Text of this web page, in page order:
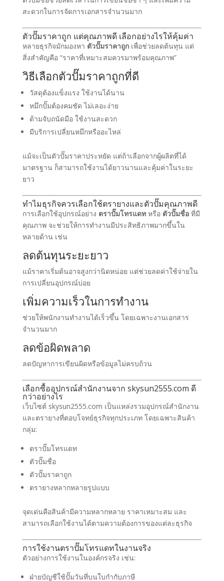
สะดวกในการจัดการเอกสารจำนวนมาก
ตัวปั๊มราคาถูก แต่คุณภาพดี เลือกอย่างไรให้คุ้มค่า
หลายธุรกิจมักมองหา ตัวปั๊มราคาถูกเพื่อช่วยลดต้นทุน แต่
สิ่งสำคัญคือ “ราคาที่เหมาะสมควรมาพร้อมคุณภาพ”
วิธีเลือกตัวปั๊มราคาถูกที่ดี
วัสดุต้องแข็งแรง ใช้งานได้นาน
หมึกปั๊มต้องคมชัด ไม่เลอะง่าย
ด้ามจับถนัดมือ ใช้งานสะดวก
มีบริการเปลี่ยนหมึกหรืออะไหล่
แม้จะเป็นตัวปั๊มราคาประหยัด แต่ถ้าเลือกจากผู้ผลิตที่ได้
มาตรฐาน ก็สามารถใช้งานได้ยาวนานและคุ้มค่าในระยะ
ยาว
ทำไมธุรกิจควรเลือกใช้ตรายางและตัวปั๊มคุณภาพดี
การเลือกใช้อุปกรณ์อย่าง ตราปั๊มโทรแดทหรือ ตัวปั๊มชื่อที่มี
คุณภาพ จะช่วยให้การทำงานมีประสิทธิภาพมากขึ้นใน
หลายด้าน เช่น
ลดต้นทุนระยะยาว
แม้ราคาเริ่มต้นอาจสูงกว่านิดหน่อย แต่ช่วยลดค่าใช้จ่ายใน
การเปลี่ยนอุปกรณ์บ่อย
เพิ่มความเร็วในการทำงาน
ช่วยให้พนักงานทำงานได้เร็วขึ้น โดยเฉพาะงานเอกสาร
จำนวนมาก
ลดข้อผิดพลาด
ลดปัญหาการเขียนผิดหรือข้อมูลไม่ครบถ้วน
เลือกซื้ออุปกรณ์สำนักงานจาก skysun2555.com ดี
กว่าอย่างไร
เว็บไซต์ skysun2555.com เป็นแหล่งรวมอุปกรณ์สำนักงาน
และตรายางที่ตอบโจทย์ธุรกิจทุกประเภท โดยเฉพาะสินค้า
กลุ่ม:
ตราปั๊มโทรแดท
ตัวปั๊มชื่อ
ตัวปั๊มราคาถูก
ตรายางหลากหลายรูปแบบ
จุดเด่นคือสินค้ามีความหลากหลาย ราคาเหมาะสม และ
สามารถเลือกใช้งานได้ตามความต้องการของแต่ละธุรกิจ
การใช้งานตราปั๊มโทรแดทในงานจริง
ตัวอย่างการใช้งานในองค์กรจริง เช่น:
ฝ่ายบัญชีใช้ปั๊มวันที่บนใบกำกับภาษี